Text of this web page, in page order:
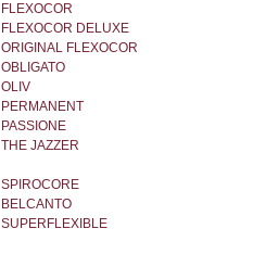
FLEXOCOR
FLEXOCOR DELUXE
ORIGINAL FLEXOCOR
OBLIGATO
OLIV
PERMANENT
PASSIONE
THE JAZZER
SPIROCORE
BELCANTO
SUPERFLEXIBLE